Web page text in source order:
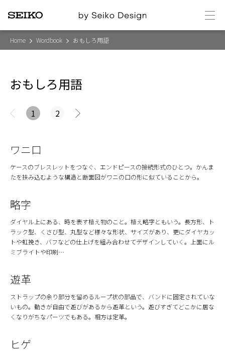
メ
ニ
ュ
Home Wordbook おもしろ用語
おもしろ用語
1 2
次
ワニ口
ケースのブレスレットをつなぐ、エンドピースの接続形式のひとつ。かんま
たを挟み込むような構造と断面図がワニの口の形に似ていることから。
略字
ダイヤル上にある、時を表す植え物のこと。植え略字ともいう。長方形、ト
ラック型、くさび型、丸型など様々な形状、サイズがあり、更にダイヤカッ
トや虹挽き、バフなどの仕上げを組み合わせてデザインしていく。上面にル
ミブライトや印刷…
遊革
ストラップの余り部分を留めるループ状の部品で、バンドに固定されていな
いもの。動きが自由で遊びがあるから遊革という。遊びすぎてどこかに居な
くなりがちなパーツでもある。相方は定革。
ヒゲ